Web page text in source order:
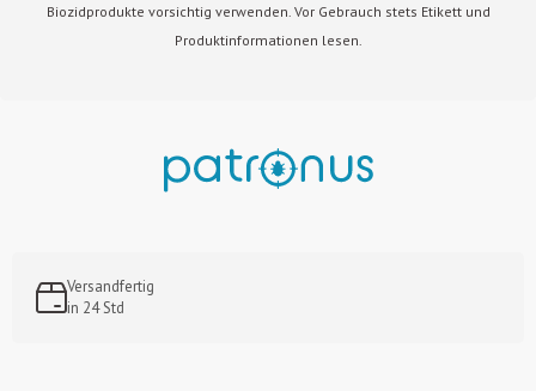
Versandfertig
in 24 Std
Biozidprodukte vorsichtig verwenden. Vor Gebrauch stets Etikett und
Produktinformationen lesen.